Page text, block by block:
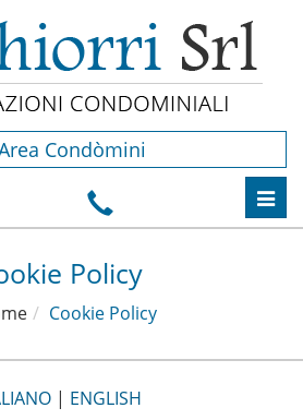
Condòmini
Policy
Cookie Policy
| ENGLISH